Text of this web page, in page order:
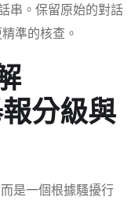
串。保留原始的對話
準的核查。
分級與
是一個根據騷擾行